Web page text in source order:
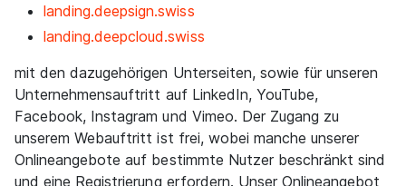
landing.deepsign.swiss
landing.deepcloud.swiss
mit den dazugehörigen Unterseiten, sowie für unseren
Unternehmensauftritt auf LinkedIn, YouTube,
Facebook, Instagram und Vimeo. Der Zugang zu
unserem Webauftritt ist frei, wobei manche unserer
Onlineangebote auf bestimmte Nutzer beschränkt sind
und eine Registrierung erfordern. Unser Onlineangebot